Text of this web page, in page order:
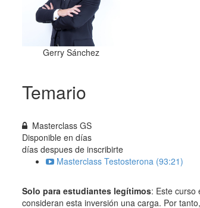
Gerry Sánchez
Temario
Masterclass GS
Disponible en días
días despues de inscribirte
Masterclass Testosterona (93:21)
Solo para estudiantes legítimos: Este curso
consideran esta inversión una carga. Por